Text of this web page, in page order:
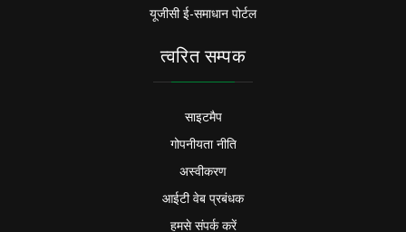
यूजीसी ई-समाधान पोर्टल
त्वरित सम्पक
साइटमैप
गोपनीयता नीति
अस्वीकरण
आईटी वेब प्रबंधक
हमसे संपर्क करें